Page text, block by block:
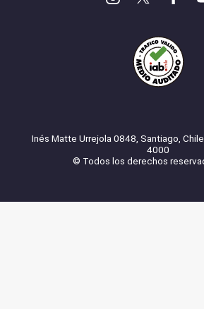
Inés Matte Urrejola 0848, Santiago,
4000
© Todos los derechos